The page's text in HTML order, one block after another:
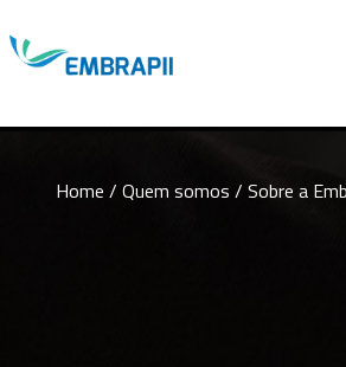
Home / Quem somos / Sobre a